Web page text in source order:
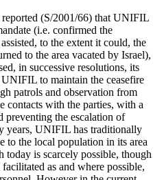
(S/2001/66) that UNIFIL
(i.e. confirmed the
to the extent it could, the
to the area vacated by Israel),
in successive resolutions, its
to maintain the ceasefire
patrols and observation from
contacts with the parties, with a
the escalation of
years, UNIFIL has traditionally
to the local population in its area
is scarcely possible, though
as and where possible,